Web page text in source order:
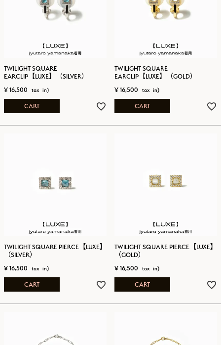
TWILIGHT SQUARE
EARCLIP【LUXE】（SILVER）
¥ 16,500
CART
TWILIGHT SQUARE
EARCLIP【LUXE】（GOLD）
¥ 16,500
CART
TWILIGHT SQUARE PIERCE【LUXE】
（SILVER）
¥ 16,500
CART
TWILIGHT SQUARE PIERCE【LUXE】
（GOLD）
¥ 16,500
CART